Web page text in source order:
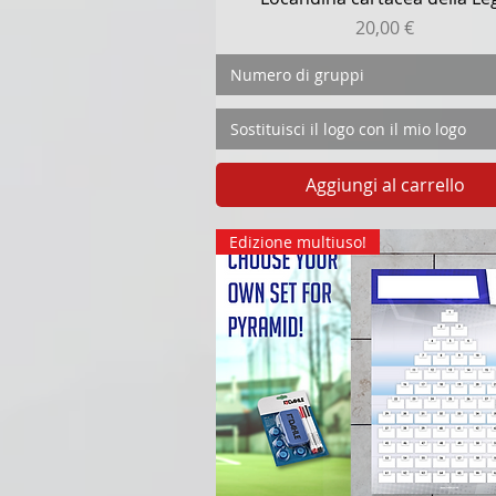
Prezzo
20,00 €
Numero di gruppi
Sostituisci il logo con il mio logo
Aggiungi al carrello
Edizione multiuso!